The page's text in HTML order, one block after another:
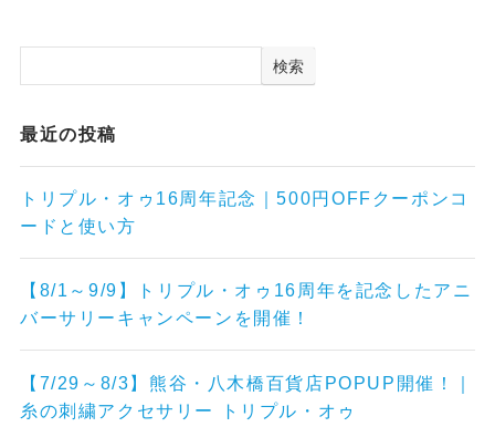
検索
最近の投稿
トリプル・オゥ16周年記念｜500円OFFクーポンコ
ードと使い方
【8/1～9/9】トリプル・オゥ16周年を記念したアニ
バーサリーキャンペーンを開催！
【7/29～8/3】熊谷・八木橋百貨店POPUP開催！｜
糸の刺繍アクセサリー トリプル・オゥ